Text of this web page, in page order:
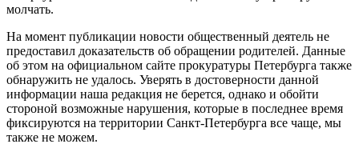
молчать.
На момент публикации новости общественный деятель не
предоставил доказательств об обращении родителей. Данные
об этом на официальном сайте прокуратуры Петербурга также
обнаружить не удалось. Уверять в достоверности данной
информации наша редакция не берется, однако и обойти
стороной возможные нарушения, которые в последнее время
фиксируются на территории Санкт-Петербурга все чаще, мы
также не можем.